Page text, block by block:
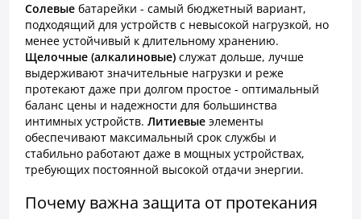
Солевые батарейки - самый бюджетный вариант,
подходящий для устройств с невысокой нагрузкой, но
менее устойчивый к длительному хранению.
Щелочные (алкалиновые) служат дольше, лучше
выдерживают значительные нагрузки и реже
протекают даже при долгом простое - оптимальный
баланс цены и надежности для большинства
интимных устройств. Литиевые элементы
обеспечивают максимальный срок службы и
стабильно работают даже в мощных устройствах,
требующих постоянной высокой отдачи энергии.
Почему важна защита от протекания